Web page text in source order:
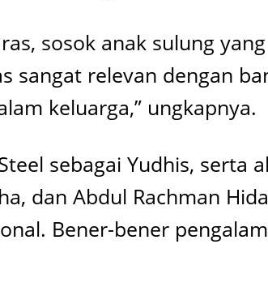
sosok anak sulung
sangat relevan dengan
keluarga,” ungkapnya.
sebagai Yudhis, serta
dan Abdul Rachman
Bener-bener